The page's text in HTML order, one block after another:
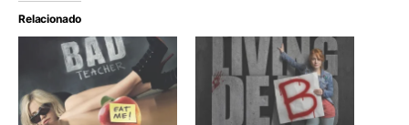
Relacionado